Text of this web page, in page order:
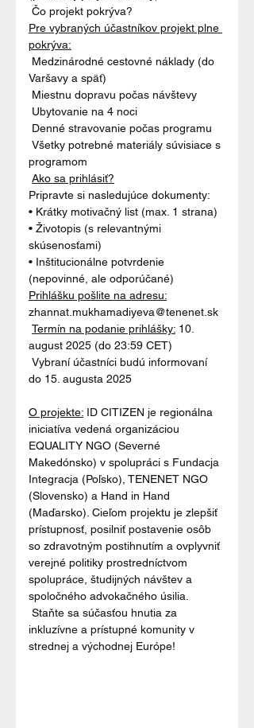
Pre vybraných účastníkov projekt plne
pokrýva:
Varšavy a späť)
programom
Ako sa prihlásiť?
Pripravte si nasledujúce dokumenty:
• Krátky motivačný list (max. 1 strana)
• Životopis (s relevantnými
skúsenosťami)
• Inštitucionálne potvrdenie
(nepovinné, ale odporúčané)
Prihlášku pošlite na adresu:
zhannat.mukhamadiyeva@tenenet.sk
Termín na podanie prihlášky: 10.
august 2025 (do 23:59 CET)
do 15. augusta 2025
O projekte: ID CITIZEN je regionálna
iniciatíva vedená organizáciou
EQUALITY NGO (Severné
Makedónsko) v spolupráci s Fundacja
Integracja (Poľsko), TENENET NGO
(Slovensko) a Hand in Hand
(Maďarsko). Cieľom projektu je zlepšiť
prístupnosť, posilniť postavenie osôb
so zdravotným postihnutím a ovplyvniť
verejné politiky prostredníctvom
spolupráce, študijných návštev a
spoločného advokačného úsilia.
inkluzívne a prístupné komunity v
strednej a východnej Európe!